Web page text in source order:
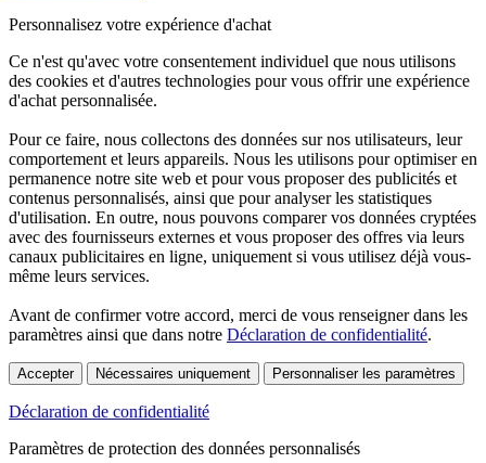
Personnalisez votre expérience d'achat
Ce n'est qu'avec votre consentement individuel que nous utilisons
des cookies et d'autres technologies pour vous offrir une expérience
d'achat personnalisée.
Pour ce faire, nous collectons des données sur nos utilisateurs, leur
comportement et leurs appareils. Nous les utilisons pour optimiser en
permanence notre site web et pour vous proposer des publicités et
contenus personnalisés, ainsi que pour analyser les statistiques
d'utilisation. En outre, nous pouvons comparer vos données cryptées
avec des fournisseurs externes et vous proposer des offres via leurs
canaux publicitaires en ligne, uniquement si vous utilisez déjà vous-
même leurs services.
Avant de confirmer votre accord, merci de vous renseigner dans les
paramètres ainsi que dans notre Déclaration de confidentialité.
Accepter Nécessaires uniquement Personnaliser les paramètres
Déclaration de confidentialité
Paramètres de protection des données personnalisés